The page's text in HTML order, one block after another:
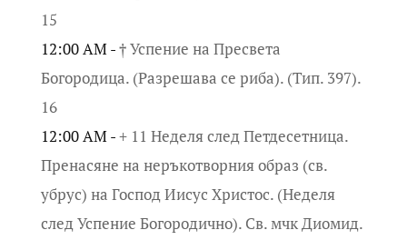
15
12:00 AM -† Успение на Пресвета
Богородица. (Разрешава се риба). (Тип. 397).
16
12:00 AM -+ 11 Неделя след Петдесетница.
Пренасяне на неръкотворния образ (св.
убрус) на Господ Иисус Христос. (Неделя
след Успение Богородично). Св. мчк Диомид.